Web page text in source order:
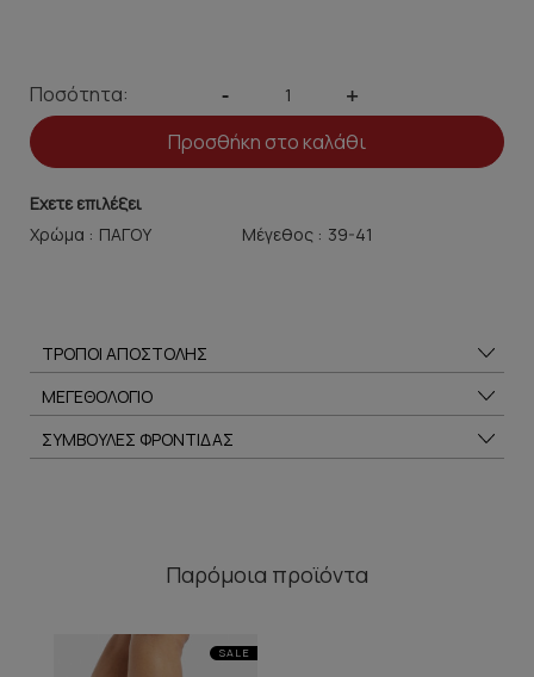
Ποσότητα: - +
Προσθήκη στο καλάθι
Εχετε επιλέξει
Χρώμα :
Μέγεθος :
ΤΡΟΠΟΙ ΑΠΟΣΤΟΛΗΣ
ΜΕΓΕΘΟΛΟΓΙΟ
ΣΥΜΒΟΥΛΕΣ ΦΡΟΝΤΙΔΑΣ
Παρόμοια προϊόντα
SALE